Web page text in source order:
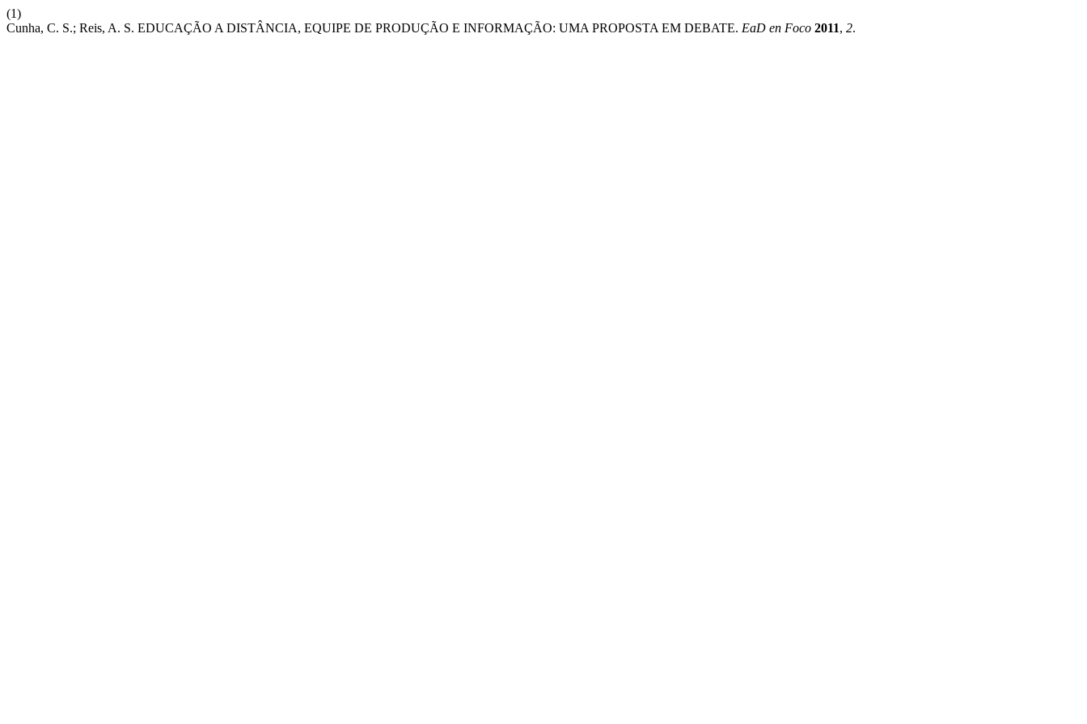
(1)
Cunha, C. S.; Reis, A. S. EDUCAÇÃO A DISTÂNCIA, EQUIPE DE PRODUÇÃO E INFORMAÇÃO: UMA PROPOSTA EM DEBATE. EaD en Foco 2011, 2.